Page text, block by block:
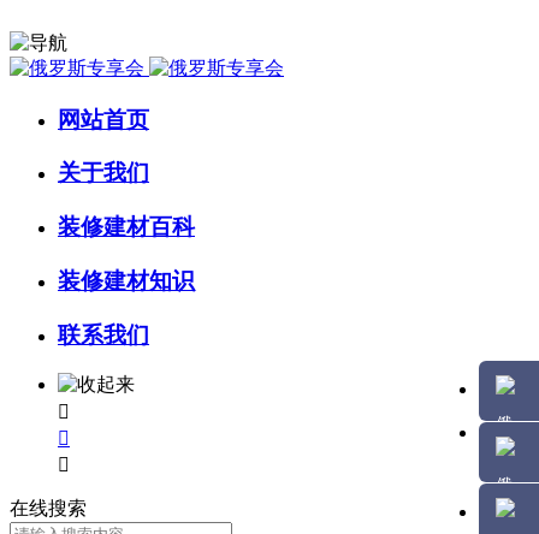
网站首页
关于我们
装修建材百科
装修建材知识
联系我们



在线搜索